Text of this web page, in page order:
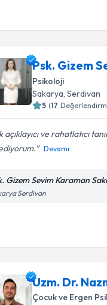
Psk. Gizem
Psikoloji
Sakarya , Serdivan
5 (17
açıklayıcı ve rahatlatıcı
Devamı
Gizem Sevim Karaman
Serdivan
Uzm. Dr.
Çocuk ve Ergen